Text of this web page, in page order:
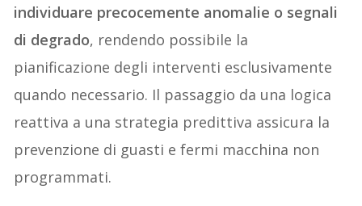
individuare precocemente anomalie o segnali
di degrado, rendendo possibile la
pianificazione degli interventi esclusivamente
quando necessario. Il passaggio da una logica
reattiva a una strategia predittiva assicura la
prevenzione di guasti e fermi macchina non
programmati.